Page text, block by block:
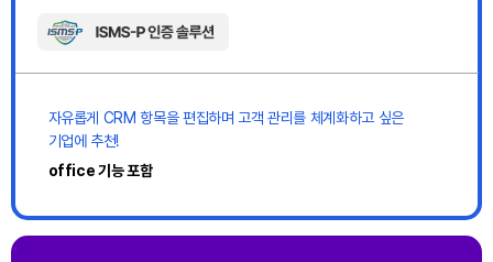
자유롭게 CRM 항목을 편집하며 고객 관리를 체계화하고 싶은
기업에 추천!
office 기능 포함